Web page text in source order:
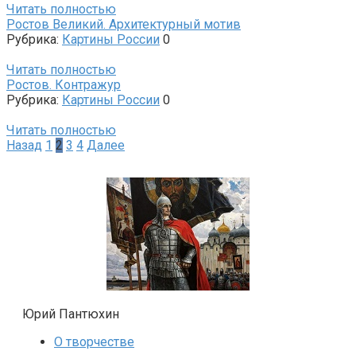
Читать полностью
Ростов Великий. Архитектурный мотив
Рубрика: Картины России 0
Читать полностью
Ростов. Контражур
Рубрика: Картины России 0
Читать полностью
Пагинация
Назад 1 2 3 4 Далее
Юрий Пантюхин
О творчестве